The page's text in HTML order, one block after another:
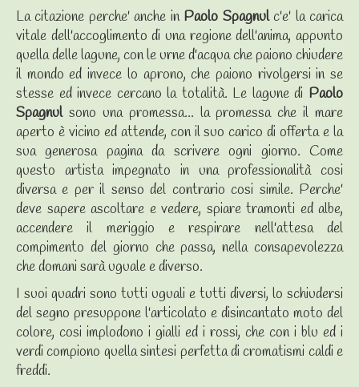
La citazione perche' anche in Paolo Spagnulc'e' la carica
vitale dell'accoglimento di una regione dell'anima, appunto
quella delle lagune, con le urne d'acqua che paiono chiudere
il mondo ed invece lo aprono, che paiono rivolgersi in se
stesse ed invece cercano la totalità. Le lagune di Paolo
Spagnulsono una promessa... la promessa che il mare
aperto è vicino ed attende, con il suo carico di offerta e la
sua generosa pagina da scrivere ogni giorno. Come
questo artista impegnato in una professionalità cosi
diversa e per il senso del contrario cosi simile. Perche'
deve sapere ascoltare e vedere, spiare tramonti ed albe,
accendere il meriggio e respirare nell'attesa del
compimento del giorno che passa, nella consapevolezza
che domani sarà uguale e diverso.
I suoi quadri sono tutti uguali e tutti diversi, lo schiudersi
del segno presuppone l'articolato e disincantato moto del
colore, cosi implodono i gialli ed i rossi, che con i blu ed i
verdi compiono quella sintesi perfetta di cromatismi caldi e
freddi.